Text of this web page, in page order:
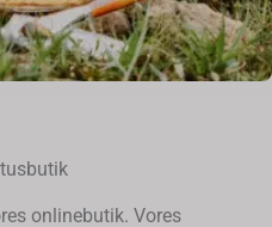
onlinebutik. Vores